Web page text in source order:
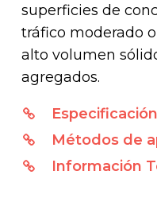
superficies de
tráfico moderado
alto volumen
agregados.
Métodos de
Información